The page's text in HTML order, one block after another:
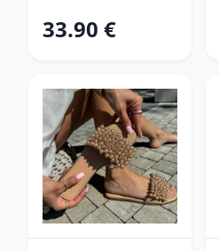
33.90 €